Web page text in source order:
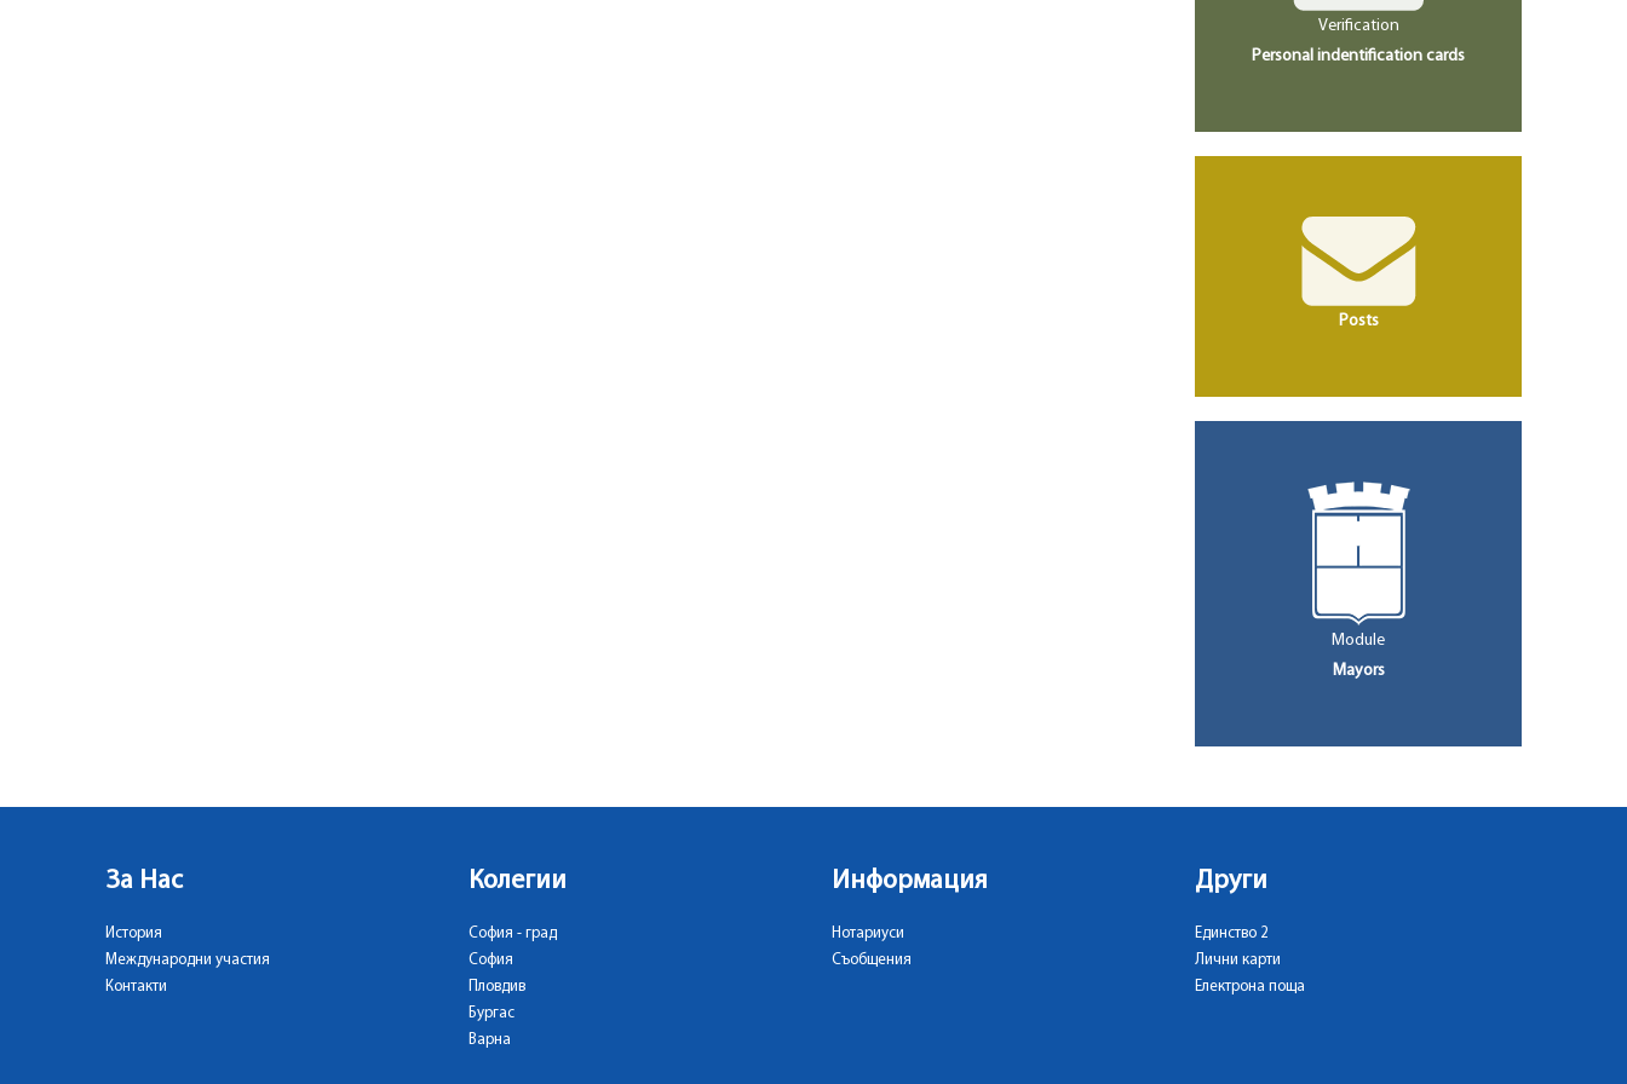
Verification
Personal indentification cards
Posts
Module
Mayors
За Нас
История
Международни участия
Контакти
Колегии
София - град
София
Пловдив
Бургас
Варна
Информация
Нотариуси
Съобщения
Други
Единство 2
Лични карти
Електрона поща